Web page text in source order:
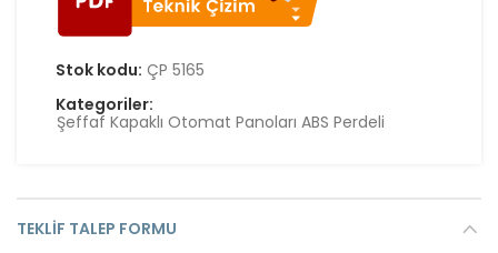
Stok kodu: ÇP 5165
Kategoriler:
Şeffaf Kapaklı Otomat Panoları ABS Perdeli
TEKLIF TALEP FORMU